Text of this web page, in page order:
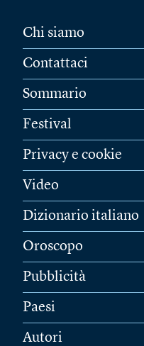
Chi siamo
Contattaci
Sommario
Festival
Privacy e cookie
Video
Dizionario italiano
Oroscopo
Pubblicità
Paesi
Autori